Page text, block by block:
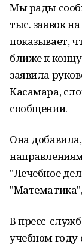
Мы рады
тыс. заявок
показывает,
ближе к
заявила
Касамара,
сообщении.
Она
"Лечебное
В пресс-
учебном году